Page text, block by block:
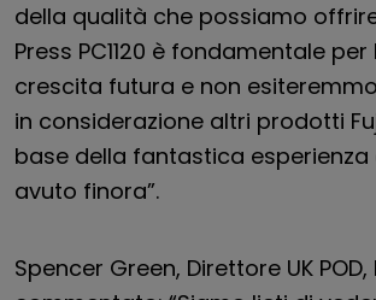
della qualità che possiamo
Press PC1120 è fondamentale
crescita futura e non
in considerazione altri prodotti
base della fantastica
avuto finora”.
Spencer Green, Direttore UK POD,